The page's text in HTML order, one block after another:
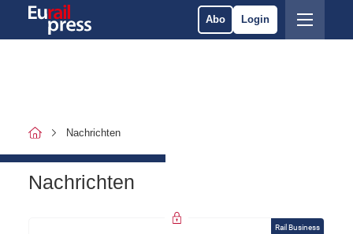
Abo Login
Nachrichten
Nachrichten
Rail Business